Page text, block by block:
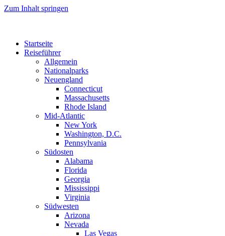
Zum Inhalt springen
Startseite
Reiseführer
Allgemein
Nationalparks
Neuengland
Connecticut
Massachusetts
Rhode Island
Mid-Atlantic
New York
Washington, D.C.
Pennsylvania
Südosten
Alabama
Florida
Georgia
Mississippi
Virginia
Südwesten
Arizona
Nevada
Las Vegas